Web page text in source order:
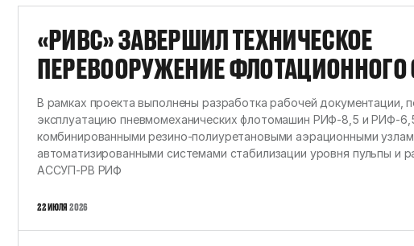
«РИВС» ЗАВЕРШИЛ ТЕХНИЧЕСКОЕ
ПЕРЕВООРУЖЕНИЕ ФЛОТАЦИОННОГО
ДЛЯ АММК
В рамках проекта выполнены разработка рабочей документации,
эксплуатацию пневмомеханических флотомашин РИФ-8,5 и РИФ-
комбинированными резино-полиуретановыми аэрационными
автоматизированными системами стабилизации уровня пульпы и
АССУП-РВ РИФ
22 ИЮЛЯ 2026